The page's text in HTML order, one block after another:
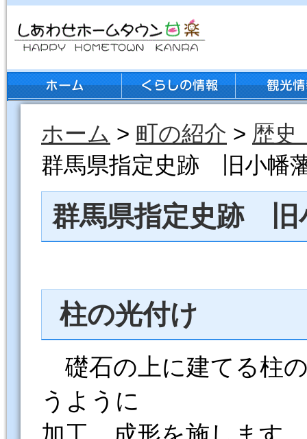
ホーム > 町の紹介 > 歴史
群馬県指定史跡 旧小幡
群馬県指定史跡 旧
柱の光付け
礎石の上に建てる柱
うように